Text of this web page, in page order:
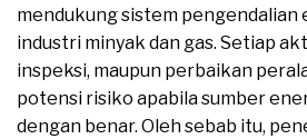
mendukung sistem pengendalian
industri minyak dan gas. Setiap
inspeksi, maupun perbaikan
potensi risiko apabila sumber
dengan benar. Oleh sebab itu,